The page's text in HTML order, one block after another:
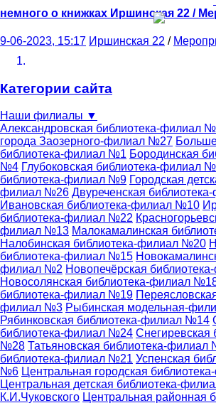
немного о книжках Иршинская 22 /
9-06-2023, 15:17 Иршинская 22 /
Категории сайта
Наши филиалы ▼
Александровская библиотека-филиал
города Заозерного-филиал №27
библиотека-филиал №1 Бородинская
№4 Глубоковская библиотека-филиал
библиотека-филиал №9 Городская
филиал №26 Двуреченская
Ивановская библиотека-филиал №10
библиотека-филиал №22
филиал №13 Малокамалинская
Налобинская библиотека-филиал №20
библиотека-филиал №15
филиал №2 Новопечёрская
Новосолянская библиотека-филиал
библиотека-филиал №19
филиал №3 Рыбинская модельная-
Рябинковская библиотека-филиал №14
библиотека-филиал №24 Снегиревская
№28 Татьяновская библиотека-филиал
библиотека-филиал №21 Успенская
№6 Центральная городская
Центральная детская библиотека-
К.И.Чуковского Центральная районная